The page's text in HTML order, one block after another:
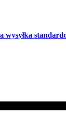
wysyłka